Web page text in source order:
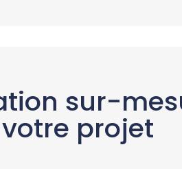
sur-
projet